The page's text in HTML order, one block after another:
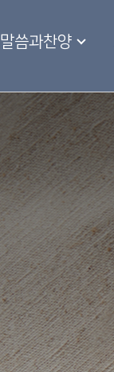
말씀과찬양